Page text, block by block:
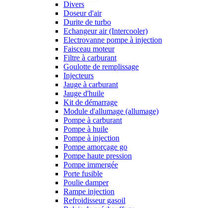
Divers
Doseur d'air
Durite de turbo
Echangeur air (Intercooler)
Electrovanne pompe à injection
Faisceau moteur
Filtre à carburant
Goulotte de remplissage
Injecteurs
Jauge à carburant
Jauge d'huile
Kit de démarrage
Module d'allumage (allumage)
Pompe à carburant
Pompe à huile
Pompe à injection
Pompe amorçage go
Pompe haute pression
Pompe immergée
Porte fusible
Poulie damper
Rampe injection
Refroidisseur gasoil